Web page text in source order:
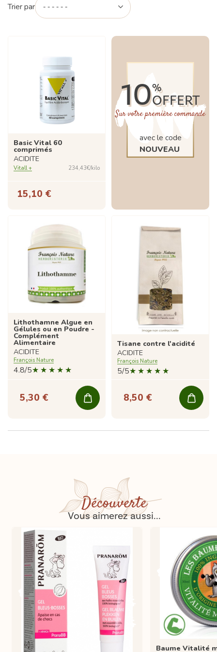
Trier par
Basic Vital 60
comprimés
ACIDITE
Vitall + 234,43€/kilo
15,10 €
10%
OFFERT
Sur votre première commande
avec le code
NOUVEAU
Lithothamne Algue en
Gélules ou en Poudre -
Complément
Alimentaire
ACIDITE
François Nature
4.8/5
5,30 €
Tisane contre l'acidité
ACIDITE
François Nature
5/5
8,50 €
Découverte
Vous aimerez aussi...
Baume Vitalité